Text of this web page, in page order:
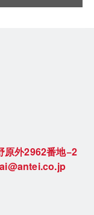
原外2962番地−2